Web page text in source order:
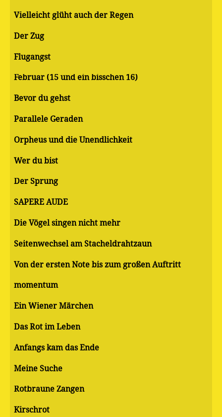
Vielleicht glüht auch der Regen
Der Zug
Flugangst
Februar (15 und ein bisschen 16)
Bevor du gehst
Parallele Geraden
Orpheus und die Unendlichkeit
Wer du bist
Der Sprung
SAPERE AUDE
Die Vögel singen nicht mehr
Seitenwechsel am Stacheldrahtzaun
Von der ersten Note bis zum großen Auftritt
momentum
Ein Wiener Märchen
Das Rot im Leben
Anfangs kam das Ende
Meine Suche
Rotbraune Zangen
Kirschrot